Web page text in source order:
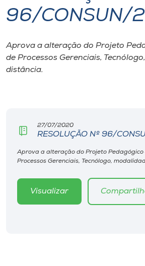
I.nova
Diplomados
Rádio
96/CONSUN/
Aprova a alteração do Projeto
de Processos Gerenciais,
distância.
27/07/2020
RESOLUÇÃO Nº 96/
Aprova a alteração do Projeto Pedagógico
Processos Gerenciais, Tecnólogo,
Visualizar